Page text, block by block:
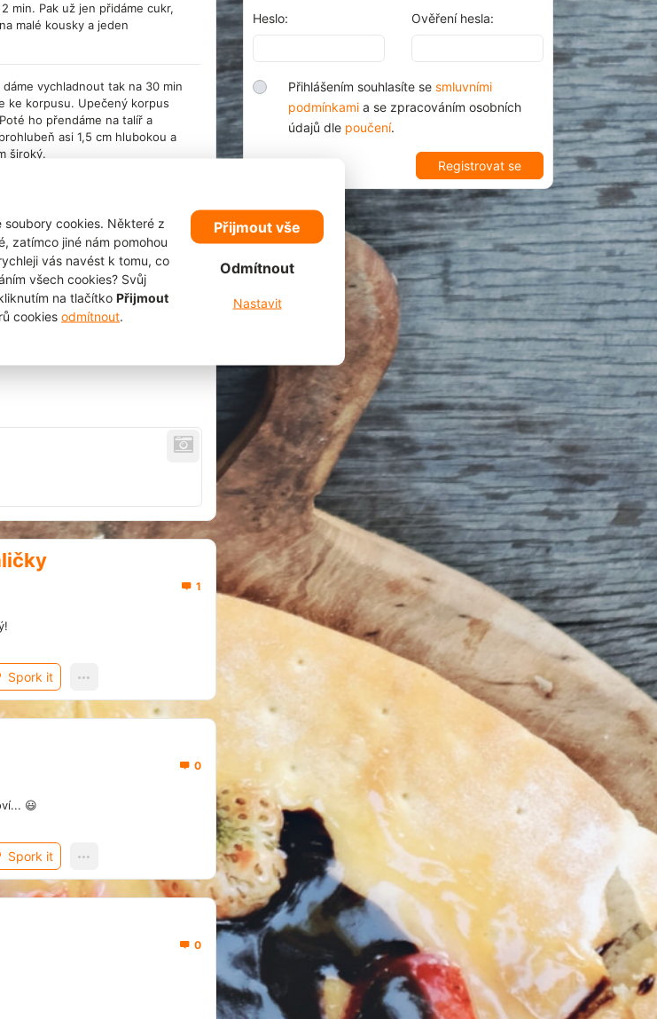
cookies. Některé z
zatímco jiné nám pomohou
vás navést k tomu, co
všech cookies? Svůj
na tlačítko Přijmout
cookies odmítnout
Přijmout vše
Odmítnout
Nastavit
min. Pak už jen přidáme cukr,
malé kousky a jeden
vychladnout tak na 30 min
ke korpusu. Upečený korpus
ho přendáme na talíř a
asi 1,5 cm hlubokou a
široký.
rozdrobíme do misky a necháme
přidáme krém, který dáme do
ně a navršíme ho do kopulovitého
drobením, které už máme
😊
1
Spork it
0
😃
Spork it
0
Heslo: Ověření hesla:
Přihlášením souhlasíte se smluvními
podmínkami a se zpracováním osobních
údajů dle poučení.